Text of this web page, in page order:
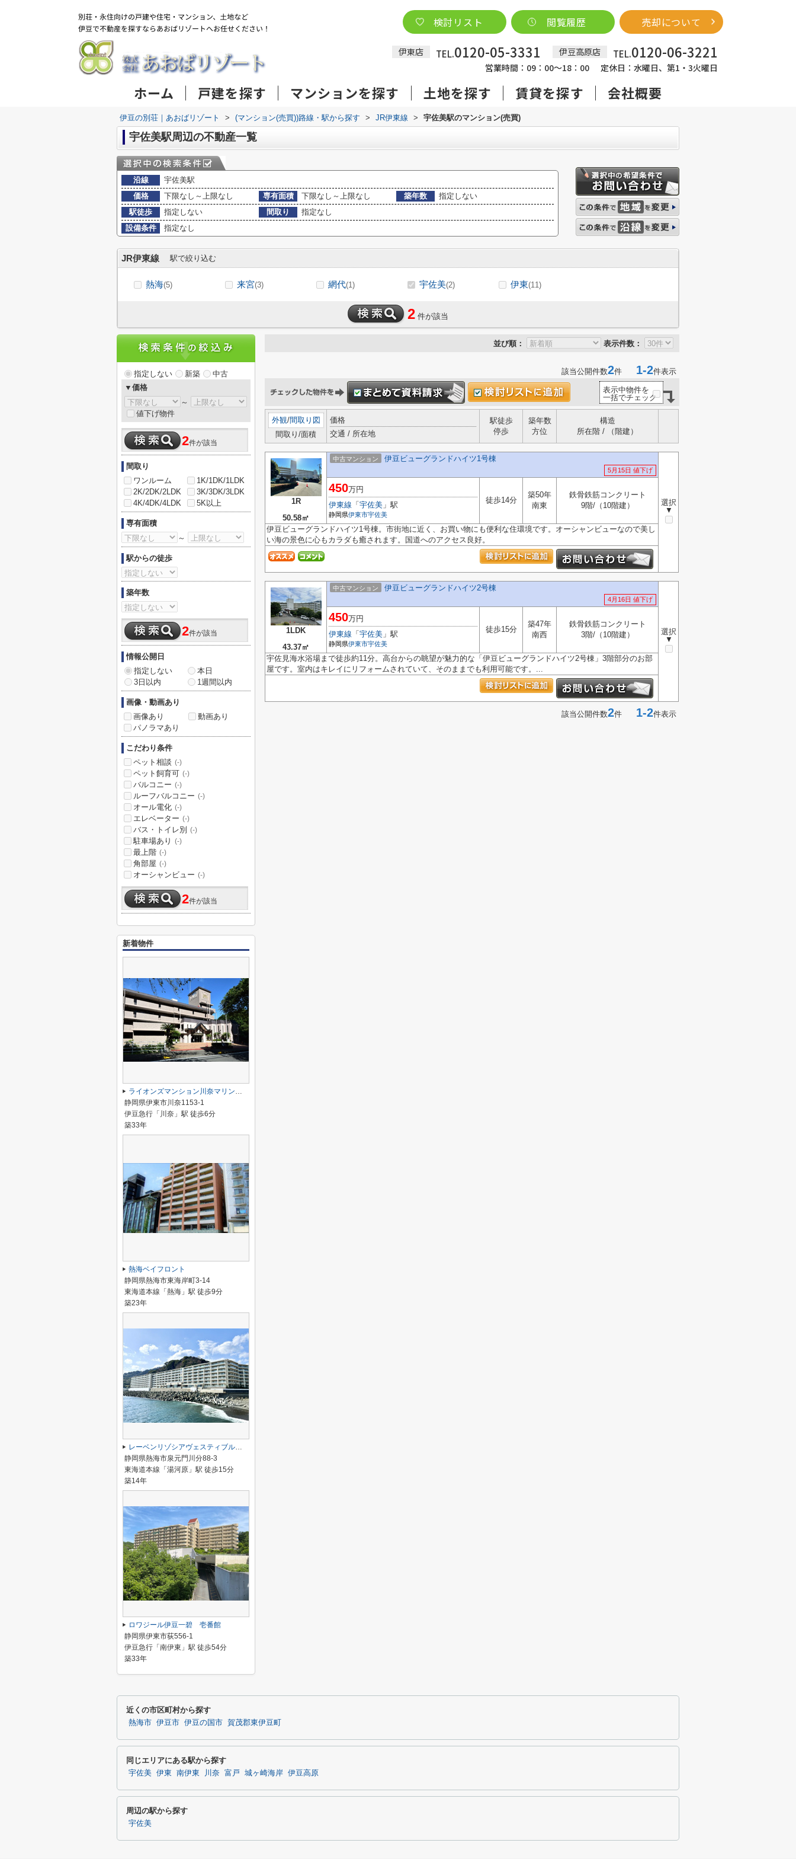
伊東店 TEL.0120-05-3331 伊豆高原店 TEL.0120-06-3221
営業時間：09：00～18：00 定休日：水曜日、第1・3火曜日
検討リスト 閲覧履歴 売却について
ホーム 戸建を探す マンションを探す 土地を探す 賃貸を探す 会社概要
伊豆の別荘｜あおばリゾート > (マンション(売買))路線・駅から探す > JR伊東線 > 宇佐美駅のマンション(売買)
宇佐美駅周辺の不動産一覧
沿線
宇佐美駅
価格
下限なし～上限なし 専有面積 下限なし～上限なし 築年数
指定しない
駅徒歩
指定しない 間取り
指定なし
設備条件
指定なし
JR伊東線 駅で絞り込む
熱海(5) 来宮(3) 網代(1) 宇佐美(2) 伊東(11)
2 件が該当
並び順： 表示件数：
該当公開件数2件 1-2件表示
表示中物件を
一括でチェック
外観/間取り図
間取り/面積
価格
交通 / 所在地
駅徒歩
停歩
築年数
方位
構造
所在階 / （階建）
1R
50.58㎡
中古マンション 伊豆ビューグランドハイツ1号棟
5月15日 値下げ
選択
▼
450万円
伊東線 「 宇佐美 」駅
静岡県伊東市宇佐美
徒歩14分
築50年
南東
鉄骨鉄筋コンクリート
9階/（10階建）
伊豆ビューグランドハイツ1号棟。市街地に近く、お買い物にも便利な住環境です。オーシャンビューなので美し
い海の景色に心もカラダも癒されます。国道へのアクセス良好。
1LDK
43.37㎡
中古マンション 伊豆ビューグランドハイツ2号棟
4月16日 値下げ
選択
▼
450万円
伊東線 「 宇佐美 」駅
静岡県伊東市宇佐美
徒歩15分
築47年
南西
鉄骨鉄筋コンクリート
3階/（10階建）
宇佐見海水浴場まで徒歩約11分。高台からの眺望が魅力的な「伊豆ビューグランドハイツ2号棟」3階部分のお部
屋です。室内はキレイにリフォームされていて、そのままでも利用可能です。...
該当公開件数2件 1-2件表示
指定しない 新築
中古
▼価格
～
値下げ物件
2件が該当
間取り
ワンルーム
1K/1DK/1LDK
2K/2DK/2LDK
3K/3DK/3LDK
4K/4DK/4LDK
5K以上
専有面積
～
駅からの徒歩
築年数
2件が該当
情報公開日
指定しない
本日
3日以内
1週間以内
画像・動画あり
画像あり
動画あり
パノラマあり
こだわり条件
ペット相談 (-)
ペット飼育可 (-)
バルコニー (-)
ルーフバルコニー (-)
オール電化 (-)
エレベーター (-)
バス・トイレ別 (-)
駐車場あり (-)
最上階 (-)
角部屋 (-)
オーシャンビュー (-)
2件が該当
新着物件
ライオンズマンション川奈マリンビュー 5階
静岡県伊東市川奈1153-1
伊豆急行「川奈」駅 徒歩6分
築33年
熱海ベイフロント
静岡県熱海市東海岸町3-14
東海道本線「熱海」駅 徒歩9分
築23年
レーベンリゾシアヴェスティブルー 5階
静岡県熱海市泉元門川分88-3
東海道本線「湯河原」駅 徒歩15分
築14年
ロワジール伊豆一碧 壱番館
静岡県伊東市荻556-1
伊豆急行「南伊東」駅 徒歩54分
築33年
近くの市区町村から探す
熱海市 伊豆市 伊豆の国市 賀茂郡東伊豆町
同じエリアにある駅から探す
宇佐美 伊東 南伊東 川奈 富戸 城ヶ崎海岸 伊豆高原
周辺の駅から探す
宇佐美